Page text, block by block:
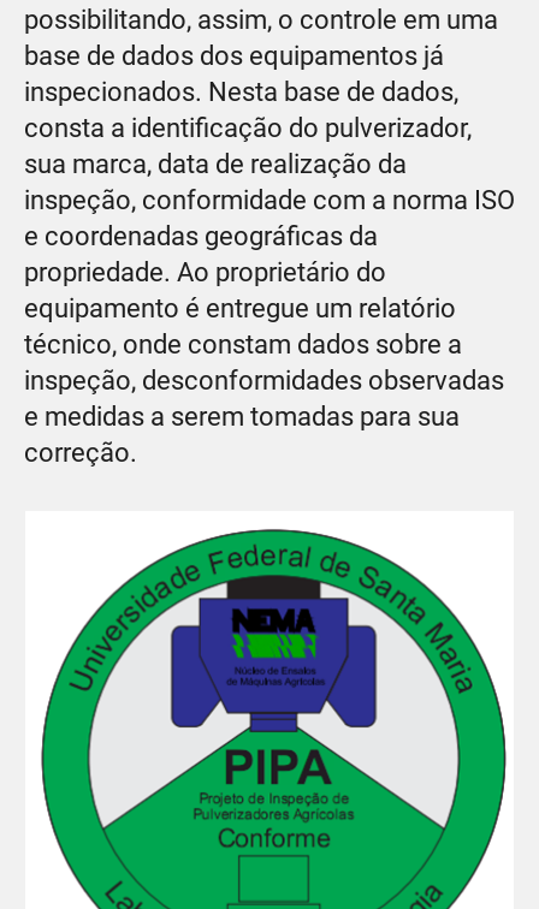
possibilitando, assim, o controle em uma
base de dados dos equipamentos já
inspecionados. Nesta base de dados,
consta a identificação do pulverizador,
sua marca, data de realização da
inspeção, conformidade com a norma ISO
e coordenadas geográficas da
propriedade. Ao proprietário do
equipamento é entregue um relatório
técnico, onde constam dados sobre a
inspeção, desconformidades observadas
e medidas a serem tomadas para sua
correção.